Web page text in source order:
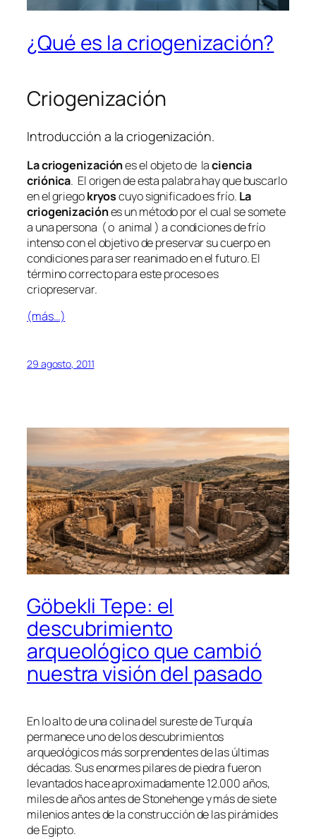
¿Qué es la criogenización?
Criogenización
Introducción a la criogenización.
La criogenizaciónes el objeto de laciencia
criónica. El origen de esta palabra hay que buscarlo
en el griegokryoscuyo significado es frío. La
criogenizaciónes un método por el cual se somete
a una persona ( o animal ) a condiciones de frío
intenso con el objetivo de preservar su cuerpo en
condiciones para ser reanimado en el futuro. El
término correcto para este proceso es
criopreservar.
(más…)
29 agosto, 2011
Göbekli Tepe: el
descubrimiento
arqueológico que cambió
nuestra visión del pasado
En lo alto de una colina del sureste de Turquía
permanece uno de los descubrimientos
arqueológicos más sorprendentes de las últimas
décadas. Sus enormes pilares de piedra fueron
levantados hace aproximadamente 12.000 años,
miles de años antes de Stonehenge y más de siete
milenios antes de la construcción de las pirámides
de Egipto.